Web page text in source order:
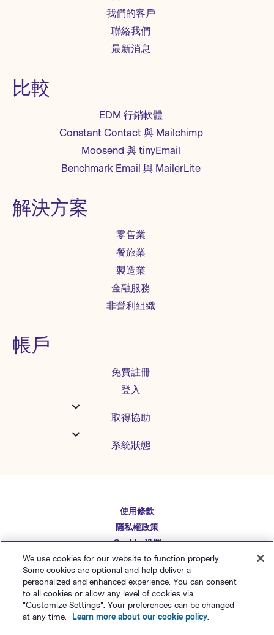
我們的客戶
聯絡我們
最新消息
比較
EDM 行銷軟體
Constant Contact 與 Mailchimp
Moosend 與 tinyEmail
Benchmark Email 與 MailerLite
解決方案
零售業
餐旅業
製造業
金融服務
非營利組織
帳戶
免費註冊
登入
取得協助
系統狀態
使用條款
隱私權政策
Cookie 设置
網站地圖
繁體中文
English
Español
Deutsch
简体中文
日本語
Italiano
© Polaris Software，LLCBenchmark Email® 為
We use cookies for our website to function properly.
Some cookies are optional and help deliver a
personalized and enhanced experience. You can consent
to all cookies or allow any level of cookies via
"Customize Settings". Your preferences can be changed
at any time.
Learn more about our cookie policy.